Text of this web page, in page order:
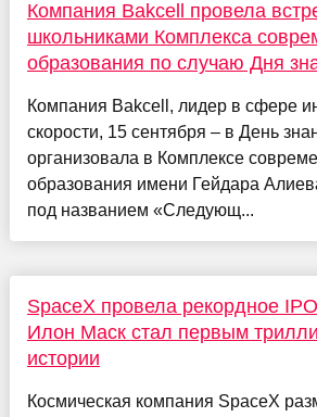
Компания Bakcell провела
школьниками Комплекса
образования по случаю Дня
Компания Bakcell, лидер в сфере
скорости, 15 сентября – в День
организовала в Комплексе
образования имени Гейдара
под названием «Следующ...
SpaceX провела рекордное
Илон Маск стал первым
истории
Космическая компания SpaceX